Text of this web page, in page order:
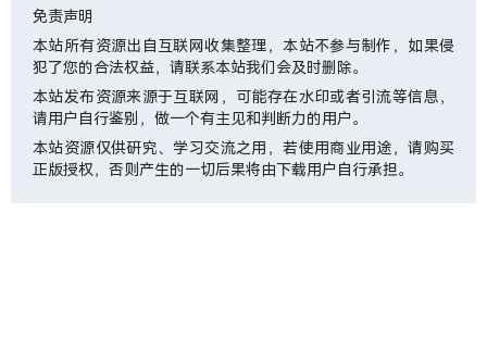
免责声明
本站所有资源出自互联网收集整理，本站不参与制作，如果侵
犯了您的合法权益，请联系本站我们会及时删除。
本站发布资源来源于互联网，可能存在水印或者引流等信息，
请用户自行鉴别，做一个有主见和判断力的用户。
本站资源仅供研究、学习交流之用，若使用商业用途，请购买
正版授权，否则产生的一切后果将由下载用户自行承担。